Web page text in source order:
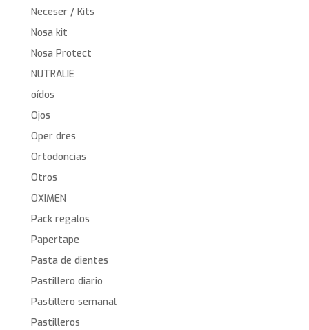
Neceser / Kits
Nosa kit
Nosa Protect
NUTRALIE
oídos
Ojos
Oper dres
Ortodoncias
Otros
OXIMEN
Pack regalos
Papertape
Pasta de dientes
Pastillero diario
Pastillero semanal
Pastilleros